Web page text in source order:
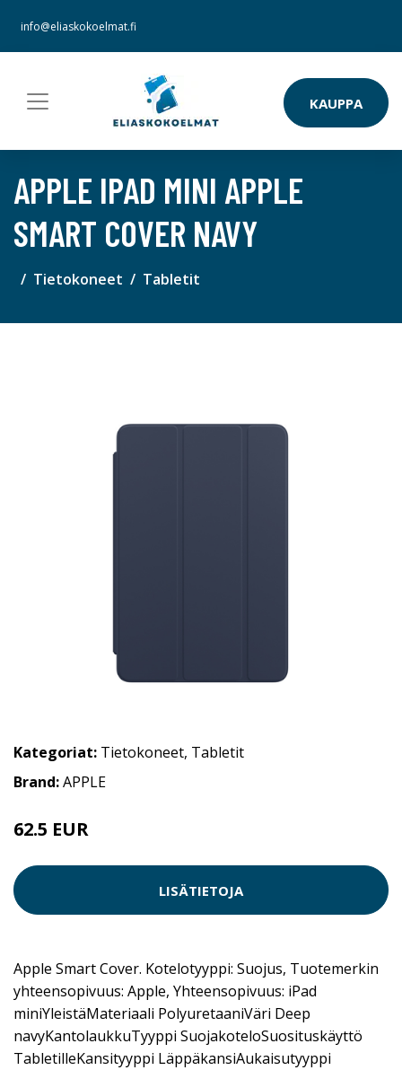
info@eliaskokoelmat.fi
KAUPPA
APPLE IPAD MINI APPLE
SMART COVER NAVY
Tietokoneet Tabletit
Kategoriat: Tietokoneet, Tabletit
Brand:APPLE
62.5 EUR
LISÄTIETOJA
Apple Smart Cover. Kotelotyyppi: Suojus, Tuotemerkin
yhteensopivuus: Apple, Yhteensopivuus: iPad
miniYleistäMateriaali PolyuretaaniVäri Deep
navyKantolaukkuTyyppi SuojakoteloSuosituskäyttö
TabletilleKansityyppi LäppäkansiAukaisutyyppi